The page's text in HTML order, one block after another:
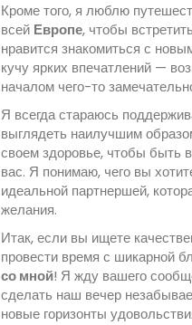
Кроме того, я люблю
всей Европе, чтобы
нравится знакомиться с
кучу ярких впечатлений —
началом чего-то
Я всегда стараюсь
выглядеть наилучшим
своем здоровье, чтобы быть
вас. Я понимаю, чего вы
идеальной партнершей,
желания.
Итак, если вы ищете
провести время с шикарной
со мной! Я жду вашего
сделать наш вечер
новые горизонты